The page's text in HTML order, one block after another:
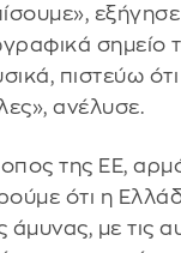
πιστεύω
ανέλυσε.
της ΕΕ,
ότι η
με τις